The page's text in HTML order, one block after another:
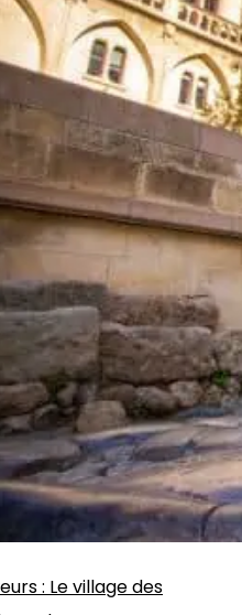
: Le village des